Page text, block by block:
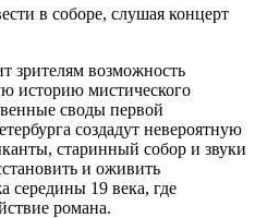
в соборе, слушая концерт
зрителям возможность
историю мистического
своды первой
создадут невероятную
старинный собор и звуки
и оживить
середины 19 века, где
романа.